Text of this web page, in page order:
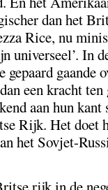
dan het
Rice, nu
universeel’. In
gepaard gaande
een kracht ten
aan hun
Rijk. Het doet
het Sovjet-